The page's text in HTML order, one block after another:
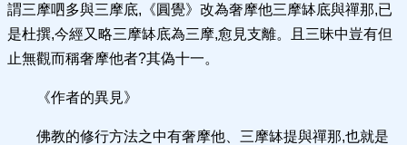
謂三摩呬多與三摩底,《圓覺》改為奢摩他三摩缽底與禪那,已
是杜撰,今經又略三摩缽底為三摩,愈見支離。且三昧中豈有但
止無觀而稱奢摩他者?其偽十一。
《作者的異見》
佛教的修行方法之中有奢摩他、三摩缽提與禪那,也就是